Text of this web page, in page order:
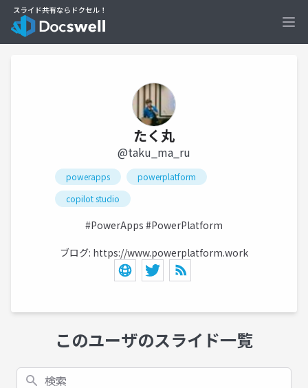
たく丸
@taku_ma_ru
powerapps
powerplatform
copilot studio
#PowerApps #PowerPlatform
ブログ: https://www.powerplatform.work
このユーザのスライド一覧
検索